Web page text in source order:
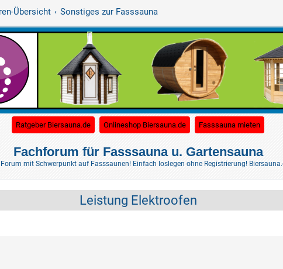
Übersicht Sonstiges zur Fasssauna
Ratgeber Biersauna.de(Opens a new tab)
Onlineshop Biersauna.de(Opens a new tab)
Fasssauna mieten
Fachforum für Fasssauna u. Gartensauna
mit Schwerpunkt auf Fasssaunen! Einfach loslegen ohne Registrierung!
Leistung Elektroofen